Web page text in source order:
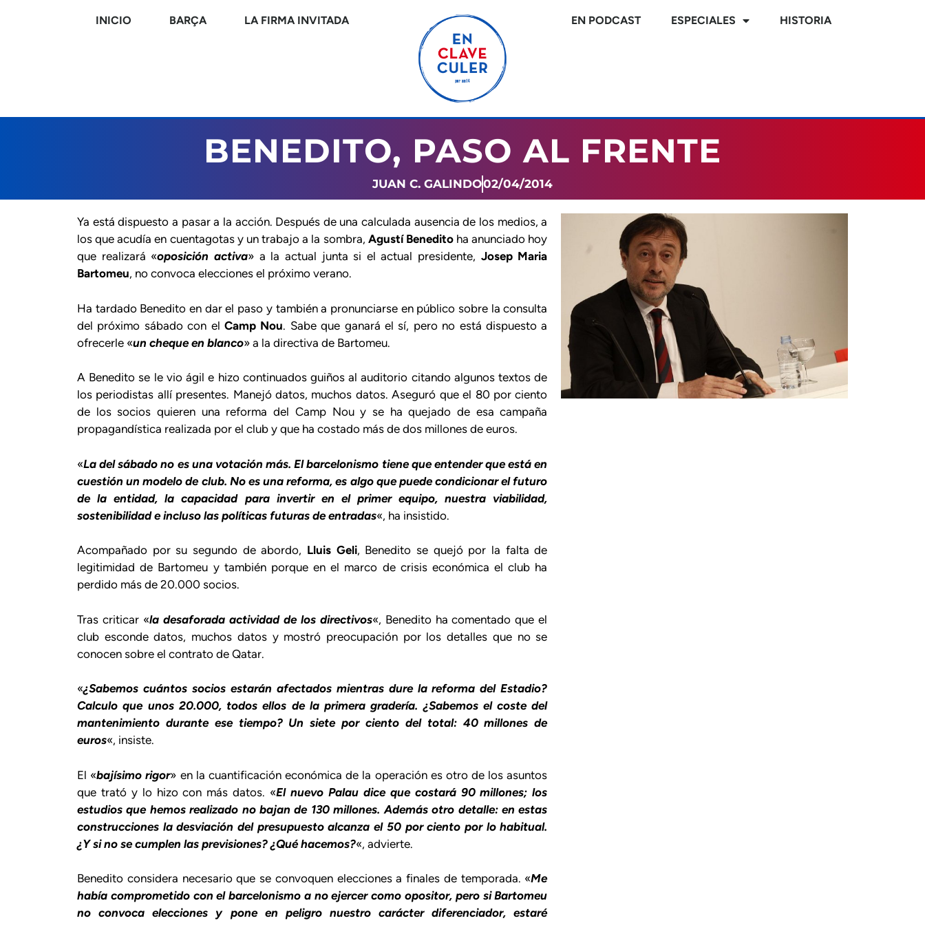
INICIO BARÇA LA FIRMA INVITADA EN PODCAST ESPECIALES HISTORIA
BENEDITO, PASO AL FRENTE
JUAN C. GALINDO02/04/2014
Ya está dispuesto a pasar a la acción. Después de una calculada ausencia de los medios, a
los que acudía en cuentagotas y un trabajo a la sombra, Agustí Beneditoha anunciado hoy
que realizará «oposición activa» a la actual junta si el actual presidente, Josep Maria
Bartomeu, no convoca elecciones el próximo verano.
Ha tardado Benedito en dar el paso y también a pronunciarse en público sobre la consulta
del próximo sábado con el Camp Nou. Sabe que ganará el sí, pero no está dispuesto a
ofrecerle «un cheque en blanco» a la directiva de Bartomeu.
A Benedito se le vio ágil e hizo continuados guiños al auditorio citando algunos textos de
los periodistas allí presentes. Manejó datos, muchos datos. Aseguró que el 80 por ciento
de los socios quieren una reforma del Camp Nou y se ha quejado de esa campaña
propagandística realizada por el club y que ha costado más de dos millones de euros.
«La del sábado no es una votación más. El barcelonismo tiene que entender que está en
cuestión un modelo de club. No es una reforma, es algo que puede condicionar el futuro
de la entidad, la capacidad para invertir en el primer equipo, nuestra viabilidad,
sostenibilidad e incluso las políticas futuras de entradas«, ha insistido.
Acompañado por su segundo de abordo, Lluis Geli, Benedito se quejó por la falta de
legitimidad de Bartomeu y también porque en el marco de crisis económica el club ha
perdido más de 20.000 socios.
Tras criticar «la desaforada actividad de los directivos«, Benedito ha comentado que el
club esconde datos, muchos datos y mostró preocupación por los detalles que no se
conocen sobre el contrato de Qatar.
«¿Sabemos cuántos socios estarán afectados mientras dure la reforma del Estadio?
Calculo que unos 20.000, todos ellos de la primera gradería. ¿Sabemos el coste del
mantenimiento durante ese tiempo? Un siete por ciento del total: 40 millones de
euros«, insiste.
El «bajísimo rigor» en la cuantificación económica de la operación es otro de los asuntos
que trató y lo hizo con más datos. «El nuevo Palau dice que costará 90 millones; los
estudios que hemos realizado no bajan de 130 millones. Además otro detalle: en estas
construcciones la desviación del presupuesto alcanza el 50 por ciento por lo habitual.
¿Y si no se cumplen las previsiones? ¿Qué hacemos?«, advierte.
Benedito considera necesario que se convoquen elecciones a finales de temporada. «Me
había comprometido con el barcelonismo a no ejercer como opositor, pero si Bartomeu
no convoca elecciones y pone en peligro nuestro carácter diferenciador, estaré